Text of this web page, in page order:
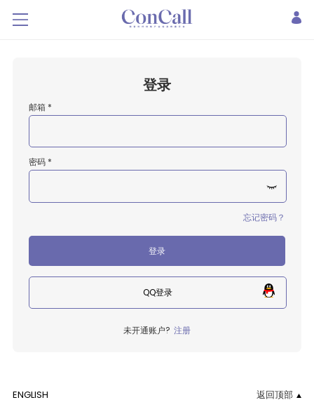
登录
邮箱 *
密码 *
忘记密码？
登录
QQ登录
未开通账户? 注册
ENGLISH 返回顶部